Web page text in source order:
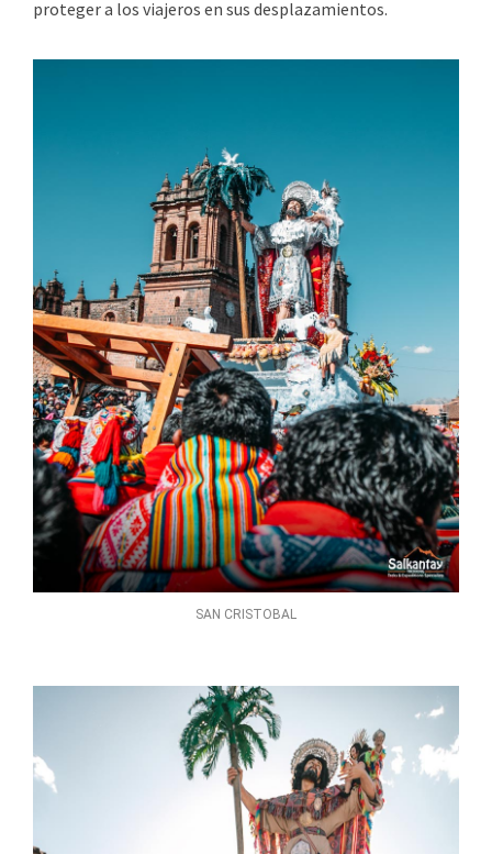
proteger a los viajeros en sus desplazamientos.
SAN CRISTOBAL